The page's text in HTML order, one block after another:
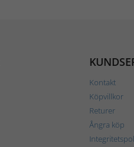
Kontakt
Köpvillkor
Returer
Ångra köp